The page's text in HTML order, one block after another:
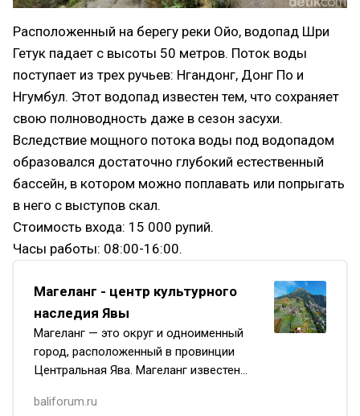
Расположенный на берегу реки Ойо, водопад Шри
Гетук падает с высоты 50 метров. Поток воды
поступает из трех ручьев: Нгандонг, Донг По и
Нгумбул. Этот водопад известен тем, что сохраняет
свою полноводность даже в сезон засухи.
Вследствие мощного потока воды под водопадом
образовался достаточно глубокий естественный
бассейн, в котором можно поплавать или попрыгать
в него с выступов скал.
Стоимость входа: 15 000 рупий.
Часы работы: 08:00-16:00.
Магеланг - центр культурного
наследия Явы
Магеланг — это округ и одноименный
город, расположенный в провинции
Центральная Ява. Магеланг известен
такими как храм Боробудур и Мендут,
baliforum.ru